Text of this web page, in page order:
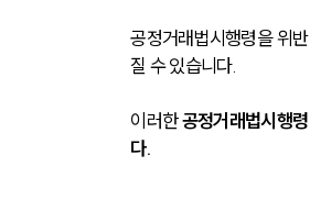
공정거래법시행령을 위
질 수 있습니다.
이러한 공정거래법시행
다.